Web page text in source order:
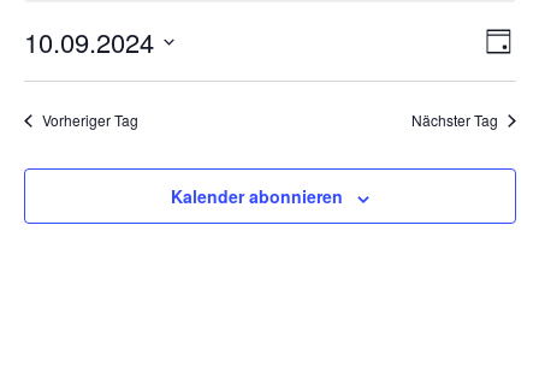
September
2024
Tag
10.09.2024
Vorheriger Tag Nächster Tag
Kalender abonnieren